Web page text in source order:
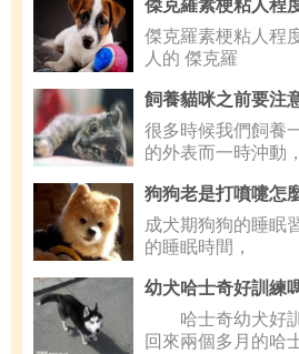
傑克羅素梗粘人程
人的 傑克羅
飼養貓咪之前要注
很多時候我們飼養
的外表而一時沖動
成犬期狗狗的睡眠
的睡眠時間，
哈士奇幼犬好訓
回來兩個多月的哈